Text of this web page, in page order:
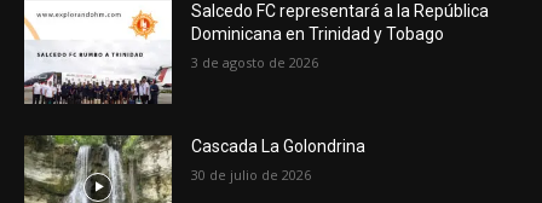
Salcedo FC representará a la República
Dominicana en Trinidad y Tobago
3 de agosto de 2026
Cascada La Golondrina
30 de julio de 2026